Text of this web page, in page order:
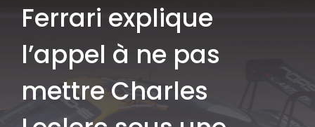
Ferrari explique
l’appel à ne pas
mettre Charles